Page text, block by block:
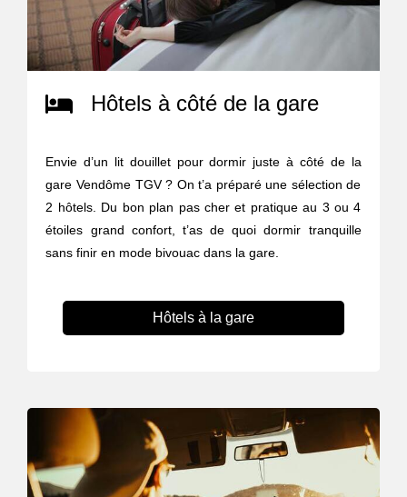
Hôtels à côté de la gare
Envie d’un lit douillet pour dormir juste à côté de la
gare Vendôme TGV ? On t’a préparé une sélection de
2 hôtels. Du bon plan pas cher et pratique au 3 ou 4
étoiles grand confort, t’as de quoi dormir tranquille
sans finir en mode bivouac dans la gare.
Hôtels à la gare